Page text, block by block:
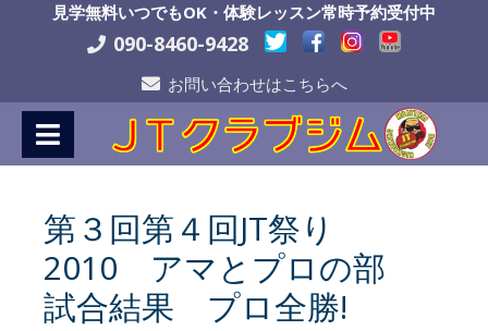
見学無料いつでもOK・体験レッスン常時予約受付中
090-8460-9428
お問い合わせはこちらへ
第３回第４回JT祭り
2010 アマとプロの部
試合結果 プロ全勝!